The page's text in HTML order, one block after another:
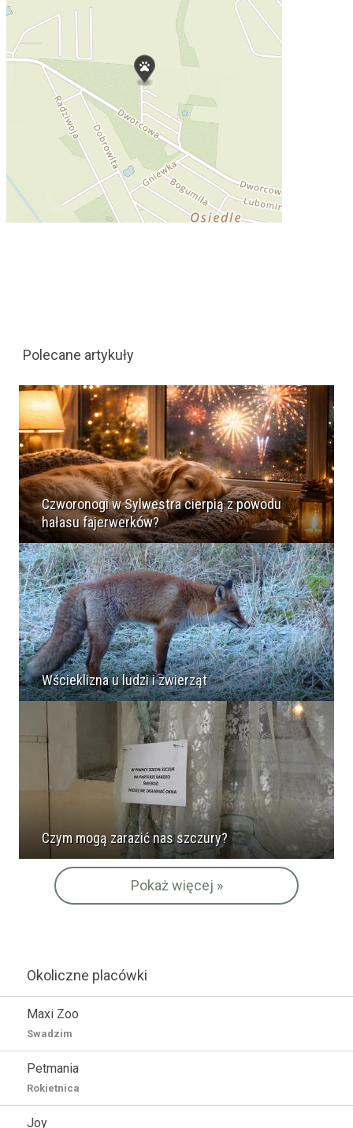
Polecane artykuły
Czworonogi w Sylwestra cierpią z powodu
hałasu fajerwerków?
Wścieklizna u ludzi i zwierząt
Czym mogą zarazić nas szczury?
Pokaż więcej »
Okoliczne placówki
Maxi Zoo
Swadzim
Petmania
Rokietnica
Joy